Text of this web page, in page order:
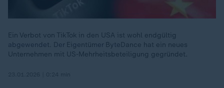
Ein Verbot von TikTok in den USA ist wohl endgültig
abgewendet. Der Eigentümer ByteDance hat ein neues
Unternehmen mit US-Mehrheitsbeteiligung gegründet.